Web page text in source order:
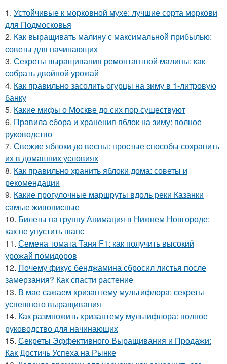
1. Устойчивые к морковной мухе: лучшие сорта моркови
для Подмосковья
2. Как выращивать малину с максимальной прибылью:
советы для начинающих
3. Секреты выращивания ремонтантной малины: как
собрать двойной урожай
4. Как правильно засолить огурцы на зиму в 1-литровую
банку
5. Какие мифы о Москве до сих пор существуют
6. Правила сбора и хранения яблок на зиму: полное
руководство
7. Свежие яблоки до весны: простые способы сохранить
их в домашних условиях
8. Как правильно хранить яблоки дома: советы и
рекомендации
9. Какие прогулочные маршруты вдоль реки Казанки
самые живописные
10. Билеты на группу Анимация в Нижнем Новгороде:
как не упустить шанс
11. Семена томата Таня F1: как получить высокий
урожай помидоров
12. Почему фикус бенджамина сбросил листья после
замерзания? Как спасти растение
13. В мае сажаем хризантему мультифлора: секреты
успешного выращивания
14. Как размножить хризантему мультифлора: полное
руководство для начинающих
15. Секреты Эффективного Выращивания и Продажи:
Как Достичь Успеха на Рынке